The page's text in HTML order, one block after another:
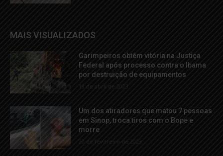
MAIS VISUALIZADOS
Garimpeiros obtêm vitória na Justiça
Federal após processo contra o Ibama
por destruição de equipamentos
19 de abril de 2023
Um dos atiradores que matou 7 pessoas
em Sinop, troca tiros com o Bope e
morre
22 de fevereiro de 2023